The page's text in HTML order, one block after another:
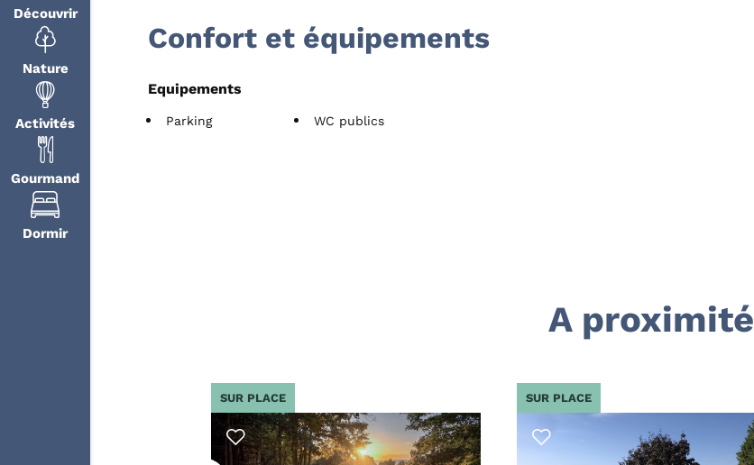
Découvrir
Nature
Activités
Gourmand
Dormir
Confort et équipements
Equipements
Parking WC publics
A proximité
SUR PLACE SUR PLACE